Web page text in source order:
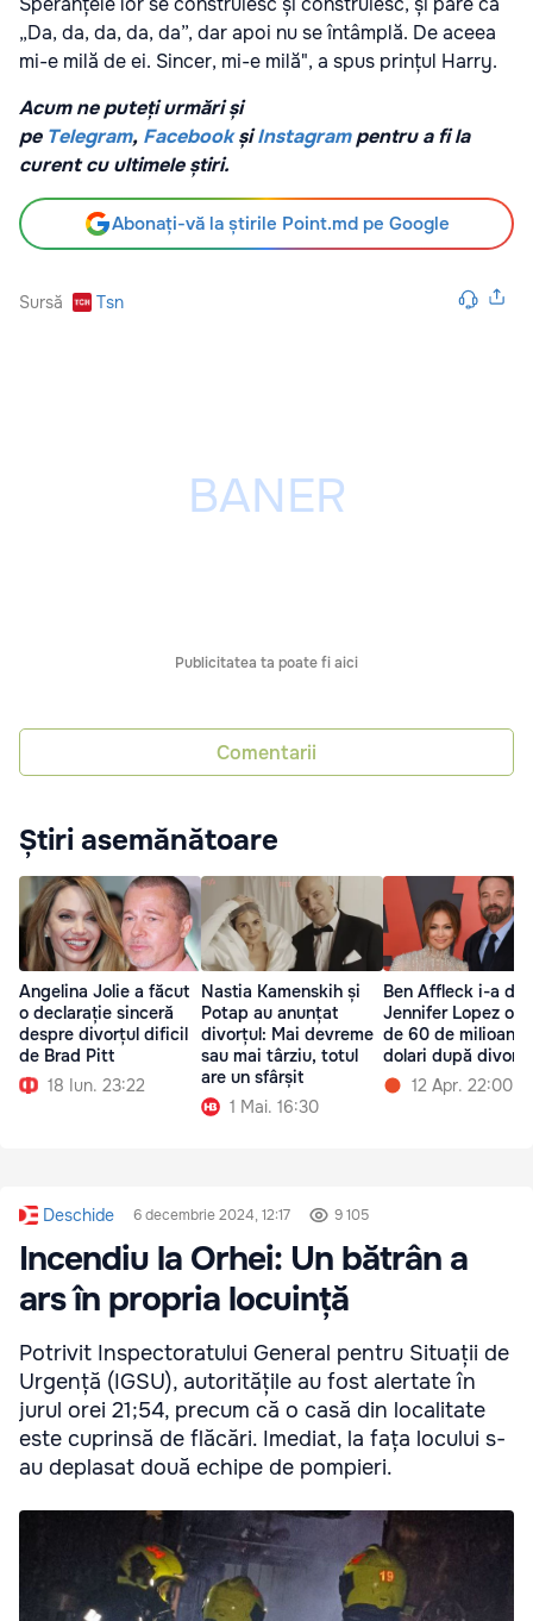
„Da, da, da, da, da”, dar apoi nu se întâmplă. De aceea
mi-e milă de ei. Sincer, mi-e milă", a spus prințul Harry.
Acum ne puteți urmări și
pe Telegram, Facebook șiInstagrampentru a fi la
curent cu ultimele știri.
Abonați-vă la știrile Point.md pe Google
Sursă Tsn
Publicitatea ta poate fi aici
Comentarii
Știri asemănătoare
Angelina Jolie a făcut
o declarație sinceră
despre divorțul dificil
de Brad Pitt
18 Iun. 23:22
Nastia Kamenskih și
Potap au anunțat
divorțul: Mai devreme
sau mai târziu, totul
are un sfârșit
1 Mai. 16:30
Ben Affleck i-a
Jennifer Lopez o
de 60 de milioane
dolari după divorț
12 Apr. 22:00
Deschide 6 decembrie 2024, 12:17 9 105
Incendiu la Orhei: Un bătrân a
ars în propria locuință
Potrivit Inspectoratului General pentru Situații de
Urgență (IGSU), autoritățile au fost alertate în
jurul orei 21;54, precum că o casă din localitate
este cuprinsă de flăcări. Imediat, la fața locului s-
au deplasat două echipe de pompieri.